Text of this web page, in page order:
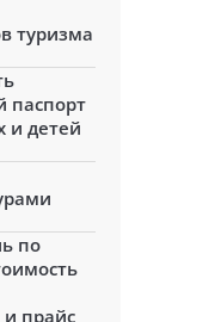
туризма
паспорт
и детей
по
прайс